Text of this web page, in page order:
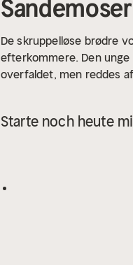
De skruppelløse brødre
efterkommere. Den
overfaldet, men reddes
Starte noch heute